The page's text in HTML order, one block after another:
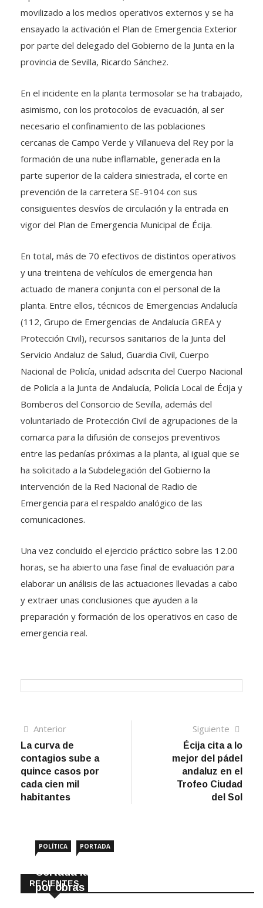
movilizado a los medios operativos externos y se ha
ensayado la activación el Plan de Emergencia Exterior
por parte del delegado del Gobierno de la Junta en la
provincia de Sevilla, Ricardo Sánchez.
En el incidente en la planta termosolar se ha trabajado,
asimismo, con los protocolos de evacuación, al ser
necesario el confinamiento de las poblaciones
cercanas de Campo Verde y Villanueva del Rey por la
formación de una nube inflamable, generada en la
parte superior de la caldera siniestrada, el corte en
prevención de la carretera SE-9104 con sus
consiguientes desvíos de circulación y la entrada en
vigor del Plan de Emergencia Municipal de Écija.
En total, más de 70 efectivos de distintos operativos
y una treintena de vehículos de emergencia han
actuado de manera conjunta con el personal de la
planta. Entre ellos, técnicos de Emergencias Andalucía
(112, Grupo de Emergencias de Andalucía GREA y
Protección Civil), recursos sanitarios de la Junta del
Servicio Andaluz de Salud, Guardia Civil, Cuerpo
Nacional de Policía, unidad adscrita del Cuerpo Nacional
de Policía a la Junta de Andalucía, Policía Local de Écija y
Bomberos del Consorcio de Sevilla, además del
voluntariado de Protección Civil de agrupaciones de la
comarca para la difusión de consejos preventivos
entre las pedanías próximas a la planta, al igual que se
ha solicitado a la Subdelegación del Gobierno la
intervención de la Red Nacional de Radio de
Emergencia para el respaldo analógico de las
comunicaciones.
Una vez concluido el ejercicio práctico sobre las 12.00
horas, se ha abierto una fase final de evaluación para
elaborar un análisis de las actuaciones llevadas a cabo
y extraer unas conclusiones que ayuden a la
preparación y formación de los operativos en caso de
emergencia real.
Navegación
de
entradas
AnteriorArtículo
anterior
La curva de
contagios sube a
quince casos por
cada cien mil
habitantes
Siguiente
Écija cita a lo
mejor del pádel
andaluz en el
Trofeo Ciudad
del Sol
RECIENTES
POLÍTICA PORTADA
Cortada la SE-9105 hacia La Montiela
por obras hasta final de año